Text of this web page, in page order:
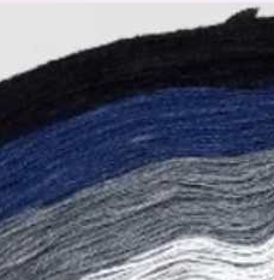
werden soll.
Polyacryl
Polyamid
Acrylic / 9% Polyester / 5%